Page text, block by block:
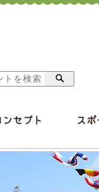
ンセプト スポ